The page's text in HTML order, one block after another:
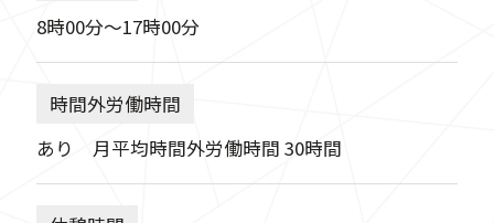
8時00分〜17時00分
時間外労働時間
あり 月平均時間外労働時間 30時間